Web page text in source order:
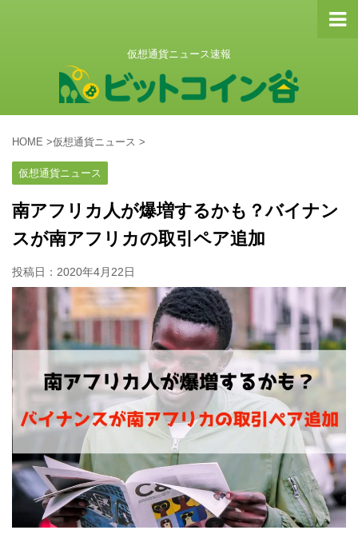
仮想通貨ニュース速報
HOME >仮想通貨ニュース >
仮想通貨ニュース
南アフリカ人が爆増するかも？バイナン
スが南アフリカの取引ペア追加
投稿日： 2020年4月22日